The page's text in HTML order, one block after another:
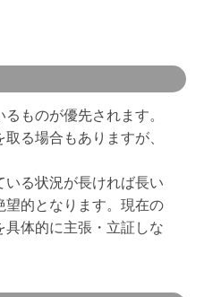
ものが優先されます。
る場合もありますが、
いる状況が長ければ長い
望的となります。現在の
具体的に主張・立証しな